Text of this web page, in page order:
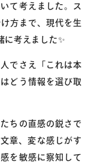
て考えました。ス
方まで、現代を生
に考えました✨
でさえ「これは本
どう情報を選び取
ちの直感の鋭さで
章、変な感じがす
を敏感に察知して